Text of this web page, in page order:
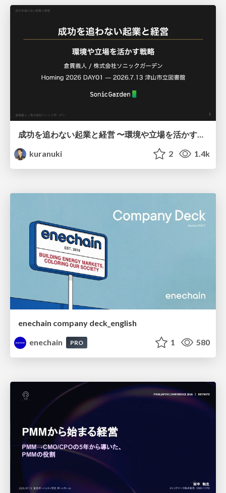
成功を追わない起業と経営 〜環境や立場を活かす戦略（Homing 2026）
kuranuki
2 1.4k
enechain company deck_english
enechain
PRO 1 580